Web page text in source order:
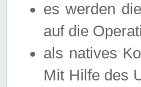
es werden
auf die
als natives
Mit Hilfe des